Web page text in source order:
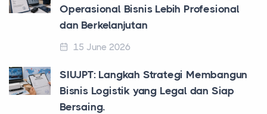
Operasional Bisnis Lebih Profesional
dan Berkelanjutan
15 June 2026
SIUJPT: Langkah Strategi Membangun
Bisnis Logistik yang Legal dan Siap
Bersaing.